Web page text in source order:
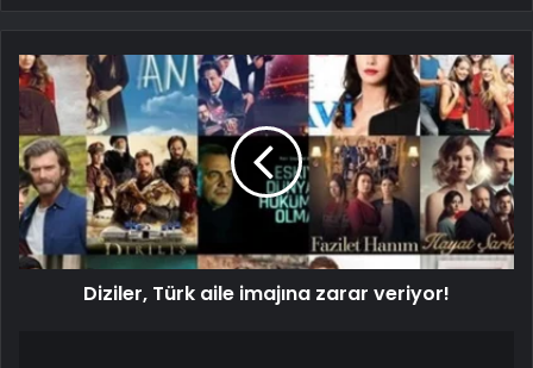
Diziler, Türk aile imajına zarar veriyor!